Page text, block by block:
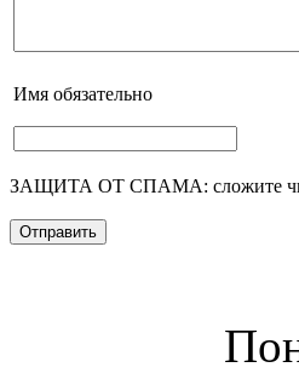
Имя обязательно
ЗАЩИТА ОТ СПАМА: сложите